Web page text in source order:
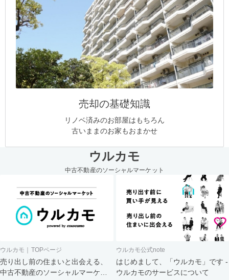
売却の基礎知識
リノベ済みのお部屋はもちろん
古いままのお家もおまかせ
ウルカモ
中古不動産のソーシャルマーケット
ウルカモ｜TOPページ
売り出し前の住まいと出会える、
中古不動産のソーシャルマーケッ
ウルカモ公式note
はじめまして、「ウルカモ」です -
ウルカモのサービスについて